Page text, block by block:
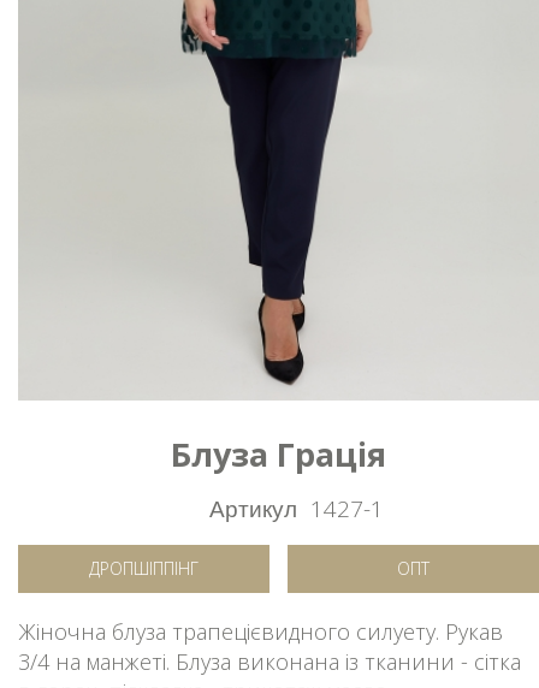
Блуза Грація
Артикул 1427-1
ДРОПШІППІНГ ОПТ
Жіночна блуза трапецієвидного силуету. Рукав
3/4 на манжеті. Блуза виконана із тканини - сітка